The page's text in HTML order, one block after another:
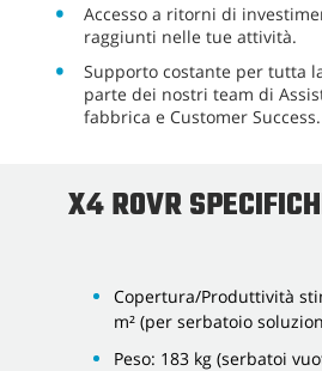
Accesso a ritorni di
raggiunti nelle tue attività.
Supporto costante per tutta
parte dei nostri team di
fabbrica e Customer Success.
X4 ROVR
Copertura/Produttività
m² (per serbatoio
Peso: 183 kg (serbatoi